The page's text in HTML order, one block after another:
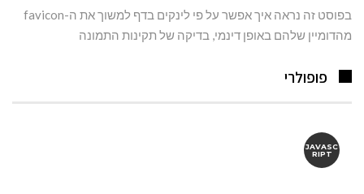
בפוסט זה נראה איך אפשר על פי לינקים בדף למשוך את ה-favicon
מהדומיין שלהם באופן דינמי, בדיקה של תקינות התמונה
פופולרי
JAVASC
RIPT